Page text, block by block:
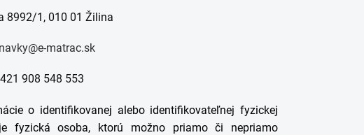
8992/1, 010 01 Žilina
@e-matrac.sk
908 548 553
o identifikovanej alebo identifikovateľnej fyzickej
fyzická osoba, ktorú možno priamo či nepriamo